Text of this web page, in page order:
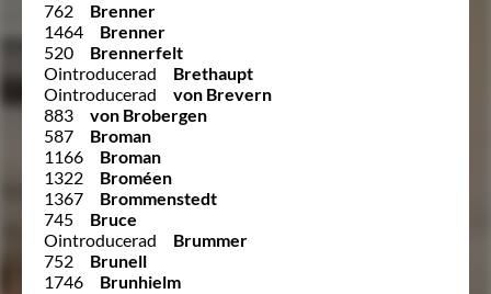
762
Brenner
1464
Brenner
520
Brennerfelt
Ointroducerad
Brethaupt
Ointroducerad
von Brevern
883
von Brobergen
587
Broman
1166
Broman
1322
Broméen
1367
Brommenstedt
745
Bruce
Ointroducerad
Brummer
752
Brunell
1746
Brunhielm